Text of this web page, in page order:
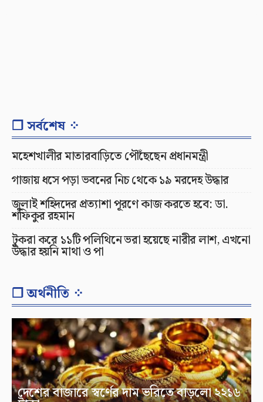
❐ সর্বশেষ ⁘
মহেশখালীর মাতারবাড়িতে পৌঁছেছেন প্রধানমন্ত্রী
গাজায় ধসে পড়া ভবনের নিচ থেকে ১৯ মরদেহ উদ্ধার
জুলাই শহিদদের প্রত্যাশা পূরণে কাজ করতে হবে: ডা.
শফিকুর রহমান
টুকরা করে ১১টি পলিথিনে ভরা হয়েছে নারীর লাশ, এখনো
উদ্ধার হয়নি মাথা ও পা
❐ অর্থনীতি ⁘
দেশের বাজারে স্বর্ণের দাম ভরিতে বাড়লো ২২১৬